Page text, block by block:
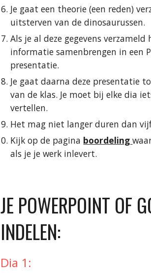
Je gaat een theorie (een reden)
uitsterven van de dinosaurussen.
Als je al deze gegevens verzameld
informatie samenbrengen in een
presentatie.
Je gaat daarna deze presentatie
van de klas. Je moet bij elke dia
vertellen.
Het mag niet langer duren dan
Kijk op de pagina boordeling
als je je werk inlevert.
JE POWERPOINT OF
INDELEN:
Dia 1: